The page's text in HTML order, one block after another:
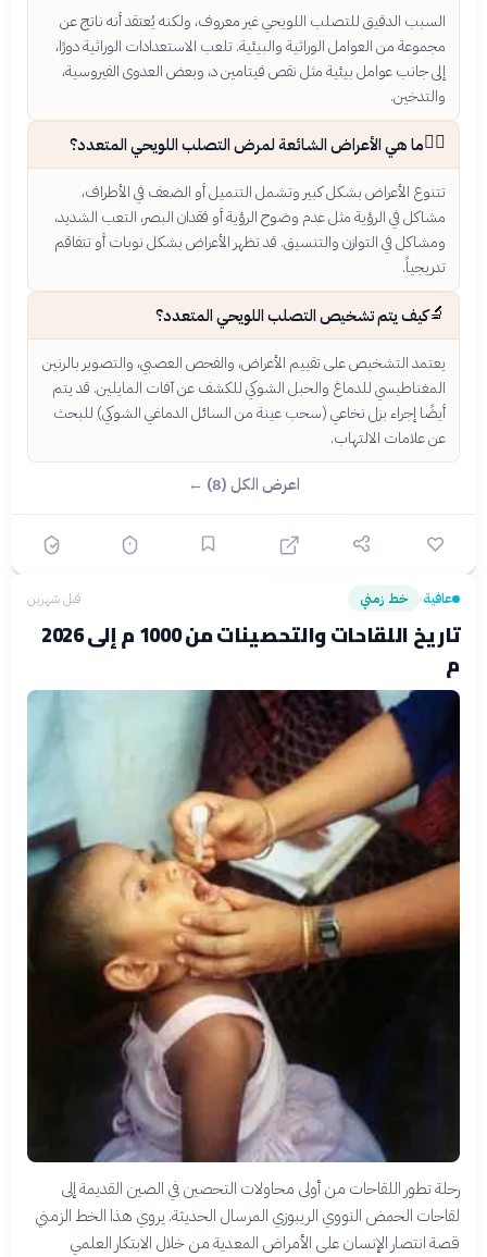
السبب الدقيق للتصلب اللويحي غير معروف، ولكنه يُعتقد أنه ناتج عن
مجموعة من العوامل الوراثية والبيئية. تلعب الاستعدادات الوراثية دورًا،
إلى جانب عوامل بيئية مثل نقص فيتامين د، وبعض العدوى الفيروسية،
والتدخين.
🚶‍♀️ما هي الأعراض الشائعة لمرض التصلب اللويحي المتعدد؟
تتنوع الأعراض بشكل كبير وتشمل التنميل أو الضعف في الأطراف،
مشاكل في الرؤية مثل عدم وضوح الرؤية أو فقدان البصر، التعب الشديد،
ومشاكل في التوازن والتنسيق. قد تظهر الأعراض بشكل نوبات أو تتفاقم
تدريجياً.
🔬كيف يتم تشخيص التصلب اللويحي المتعدد؟
يعتمد التشخيص على تقييم الأعراض، والفحص العصبي، والتصوير بالرنين
المغناطيسي للدماغ والحبل الشوكي للكشف عن آفات المايلين. قد يتم
أيضًا إجراء بزل نخاعي (سحب عينة من السائل الدماغي الشوكي) للبحث
عن علامات الالتهاب.
اعرض الكل (8) ←
عافية› خط زمني قبل شهرين
تاريخ اللقاحات والتحصينات من 1000 م إلى 2026
م
رحلة تطور اللقاحات من أولى محاولات التحصين في الصين القديمة إلى
لقاحات الحمض النووي الريبوزي المرسال الحديثة. يروي هذا الخط الزمني
قصة انتصار الإنسان على الأمراض المعدية من خلال الابتكار العلمي